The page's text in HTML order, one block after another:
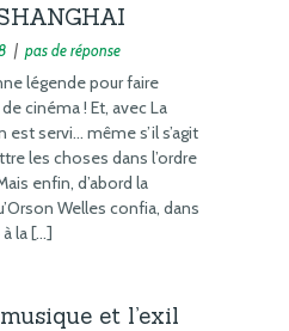
| pas de réponse
légende pour faire
cinéma ! Et, avec La
servi… même s’il s’agit
les choses dans l’ordre
enfin, d’abord la
Welles confia, dans
la […]
et l’exil